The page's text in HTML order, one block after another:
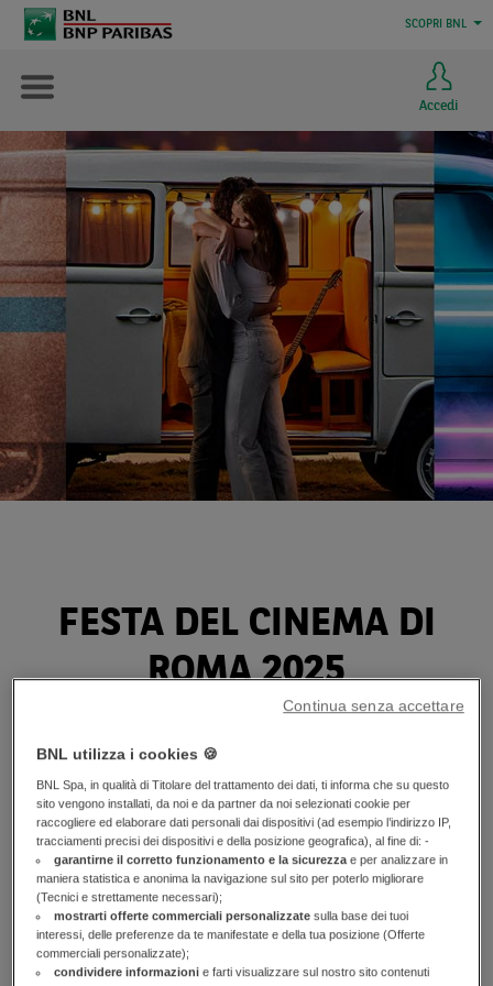
SCOPRI BNL
Accedi
FESTA DEL CINEMA DI
ROMA 2025
Parco della Musica, laFesta del Cinema di Roma, uno degli
appuntamenti culturali più importanti nel panorama
cinematografico italiano ed internazionale di cuiBNL BNP
Paribas si conferma per il ventesimo anno consecutivo
Main Partner.
Questa edizione della Festa del Cinema di Roma è stata
apertadal filmLa vita va cosìdiRiccardo Milani,
BNL utilizza i cookies 🍪
BNL Spa, in qualità di Titolare del trattamento dei dati, ti informa che su questo
sito vengono installati, da noi e da partner da noi selezionati cookie per
raccogliere ed elaborare dati personali dai dispositivi (ad esempio l’indirizzo IP,
tracciamenti precisi dei dispositivi e della posizione geografica), al fine di: -
garantirne il corretto funzionamento e la sicurezzae per analizzare in
maniera statistica e anonima la navigazione sul sito per poterlo migliorare
(Tecnici e strettamente necessari);
mostrarti offerte commerciali personalizzatesulla base dei tuoi
interessi, delle preferenze da te manifestate e della tua posizione (Offerte
commerciali personalizzate);
condividere informazionie farti visualizzare sul nostro sito contenuti
Continua senza accettare